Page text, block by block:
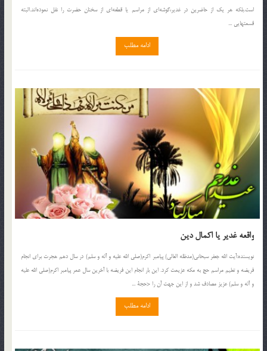
است.بلکه هر یک از حاضرین در غدیر،گوشه‌اى از مراسم یا قطعه‌اى از سخنان حضرت را نقل نموده‌اند.البته
قسمتهایى ...
ادامه مطلب
واقعه غدير يا اكمال دين
نويسنده:آيت الله جعفر سبحانى(مدظله العالی) پيامبر اکرم(صلی الله علیه و آله و سلم) در سال دهم هجرت براى انجام
فريضه و تعليم مراسم حج به مكه عزيمت كرد. اين بار انجام اين فريضه با آخرين سال عمر پيامبر اکرم(صلی الله علیه
و آله و سلم) عزيز مصادف شد و از اين جهت آن را <حجة ...
ادامه مطلب